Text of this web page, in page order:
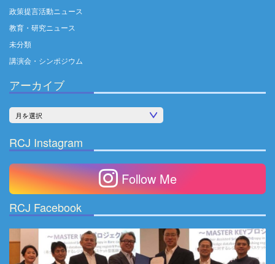
政策提言活動ニュース
教育・研究ニュース
未分類
講演会・シンポジウム
アーカイブ
カ
イ
ブ
RCJ Instagram
Follow Me
RCJ Facebook